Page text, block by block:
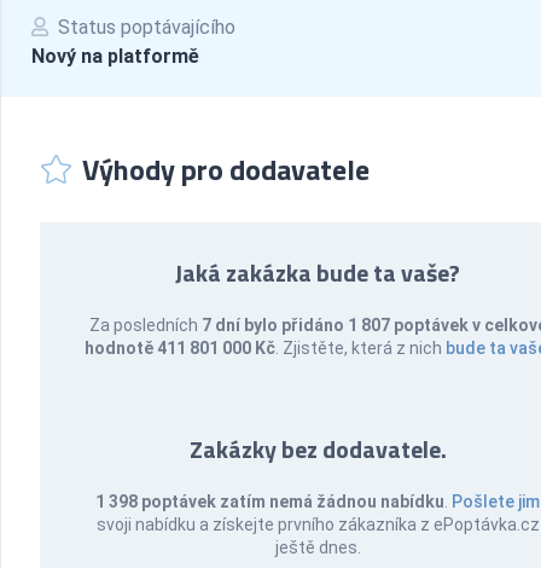
Status poptávajícího
Nový na platformě
Výhody pro dodavatele
Jaká zakázka bude ta vaše?
Za posledních 7 dní bylo přidáno 1 807 poptávek v
hodnotě 411 801 000 Kč . Zjistěte, která z nich bude ta
Zakázky bez dodavatele.
1 398 poptávek zatím nemá žádnou nabídku Pošlete jim
svoji nabídku a získejte prvního zákazníka z ePoptávka.cz
ještě dnes.